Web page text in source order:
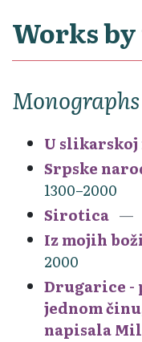
Works
Monographs
U
Srpske
1300–2000
Sirotica
Iz mojih
2000
Drugarice -
jednom
napisala